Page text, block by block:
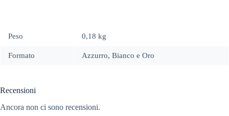
Peso 0,18 kg
Formato Azzurro, Bianco e Oro
Recensioni
Ancora non ci sono recensioni.